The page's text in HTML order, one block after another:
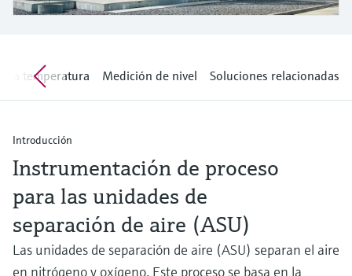
específicas sobre los productos.
Buscador de repuestos
código de pedido o número de serie
electromecánico
microondas
Ver todos
Memosens technology
Ver todos
la transparencia de los procesos
sólida y fundamentada
la temperatura Medición de nivel Soluciones relacionadas
Introducción
Instrumentación de proceso
para las unidades de
separación de aire (ASU)
Las unidades de separación de aire (ASU) separan el aire
en nitrógeno y oxígeno. Este proceso se basa en la